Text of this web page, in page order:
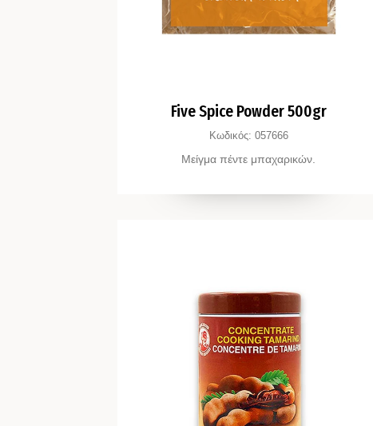
Five Spice Powder 500gr
Κωδικός: 057666
Μείγμα πέντε μπαχαρικών.